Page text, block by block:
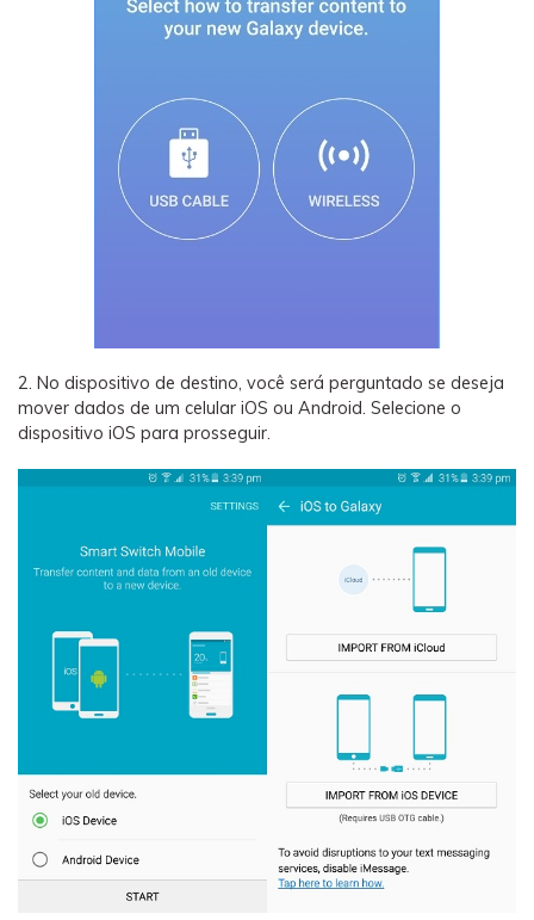
2. No dispositivo de destino, você será perguntado se deseja
mover dados de um celular iOS ou Android. Selecione o
dispositivo iOS para prosseguir.